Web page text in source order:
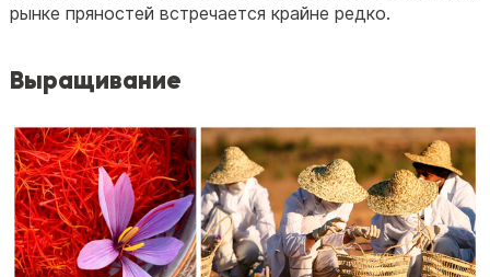
рынке пряностей встречается крайне редко.
Выращивание